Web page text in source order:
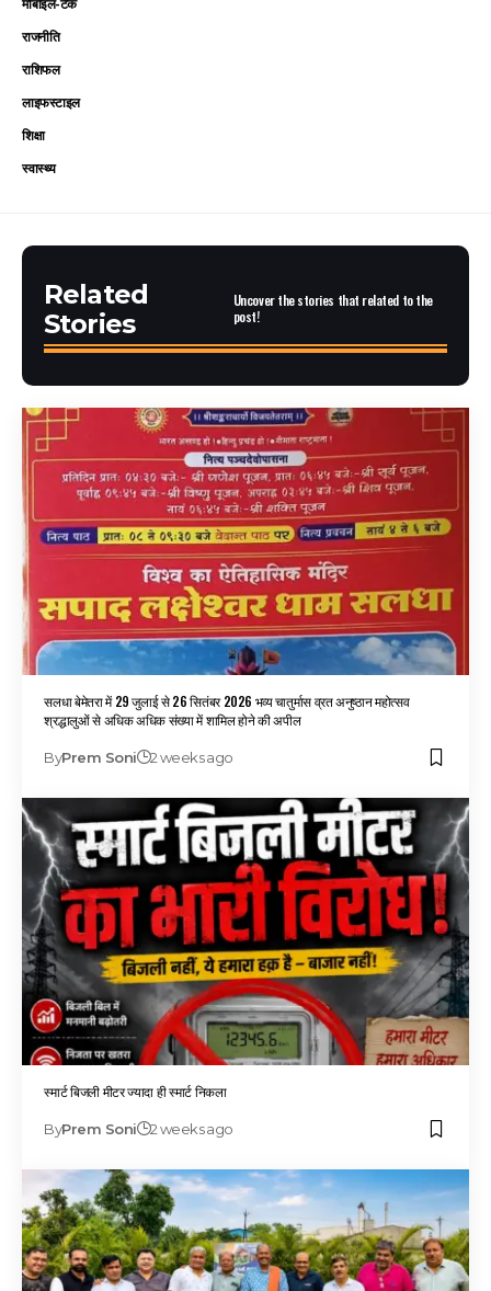
मोबाइल-टेक
राजनीति
राशिफल
लाइफस्टाइल
शिक्षा
स्वास्थ्य
Related
Stories
Uncover the stories that related to the
post!
सलधा बेमेतरा में 29 जुलाई से 26 सितंबर 2026 भव्य चातुर्मास व्रत अनुष्ठान महोत्सव
श्रद्धालुओं से अधिक अधिक संख्या में शामिल होने की अपील
ByPrem Soni 2 weeks ago
स्मार्ट बिजली मीटर ज्यादा ही स्मार्ट निकला
ByPrem Soni 2 weeks ago